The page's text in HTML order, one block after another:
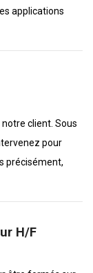
applications
client. Sous
pour
précisément,
H/F